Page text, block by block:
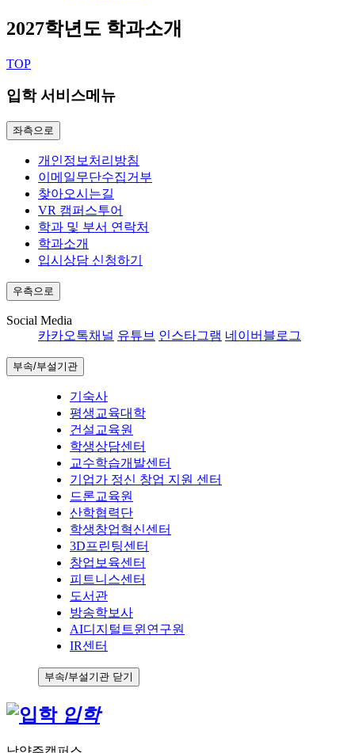
2027학년도 학과소개
TOP
입학 서비스메뉴
좌측으로
개인정보처리방침
이메일무단수집거부
찾아오시는길
VR 캠퍼스투어
학과 및 부서 연락처
학과소개
입시상담 신청하기
우측으로
Social Media
카카오톡채널 유튜브 인스타그램 네이버블로그
부속/부설기관
기숙사
평생교육대학
건설교육원
학생상담센터
교수학습개발센터
기업가 정신 창업 지원 센터
드론교육원
산학협력단
학생창업혁신센터
3D프린팅센터
창업보육센터
피트니스센터
도서관
방송학보사
AI디지털트윈연구원
IR센터
부속/부설기관 닫기
입학